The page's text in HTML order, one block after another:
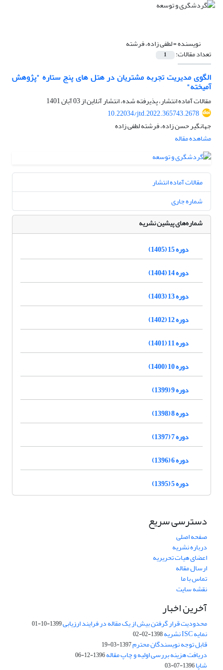
نویسنده =لطفی زاده، فرشته
تعداد مقالات: 1
الگوی مدیریت تجربه مشتریان در هتل های پنج ستاره "پژوهش
آمیخته"
مقالات آماده انتشار، پذیرفته شده، انتشار آنلاین از03 آبان 1401
10.22034/jtd.2022.365743.2678
جهانگیر حسن زاده، فرشته لطفی زاده
مشاهده مقاله
مقالات آماده انتشار
شماره جاری
شماره‌های پیشین نشریه
دوره 15 (1405)
دوره 14 (1404)
دوره 13 (1403)
دوره 12 (1402)
دوره 11 (1401)
دوره 10 (1400)
دوره 9 (1399)
دوره 8 (1398)
دوره 7 (1397)
دوره 6 (1396)
دوره 5 (1395)
دسترسی سریع
صفحه اصلی
درباره نشریه
اعضای هیات تحریریه
ارسال مقاله
تماس با ما
نقشه سایت
آخرین اخبار
محدودیت قرار گرفتن بیش از یک مقاله در فرایند ارزیابی1399-10-01
نمایه ISC نشریه 1398-02-02
قابل توجه نویسندگان محترم1397-03-19
دریافت هزینه بررسی اولیه و چاپ مقاله1396-12-06
شاپا1396-07-03